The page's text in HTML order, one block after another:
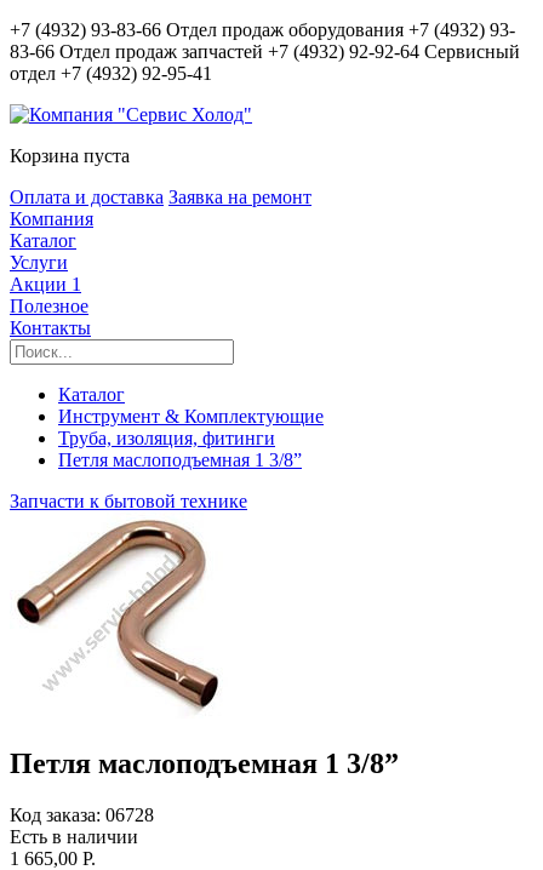
+7 (4932) 93-83-66 Отдел продаж оборудования +7 (4932) 93-
83-66 Отдел продаж запчастей +7 (4932) 92-92-64 Сервисный
отдел +7 (4932) 92-95-41
Корзина пуста
Оплата и доставка Заявка на ремонт
Компания
Каталог
Услуги
Акции 1
Полезное
Контакты
Каталог
Инструмент & Комплектующие
Труба, изоляция, фитинги
Петля маслоподъемная 1 3/8”
Запчасти к бытовой технике
Петля маслоподъемная 1 3/8”
Код заказа: 06728
Есть в наличии
1 665,00 Р.